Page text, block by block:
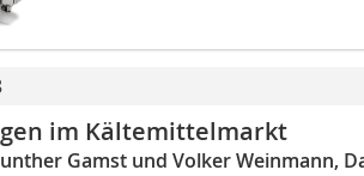
im Kältemittelmarkt
Gamst und Volker Weinmann,